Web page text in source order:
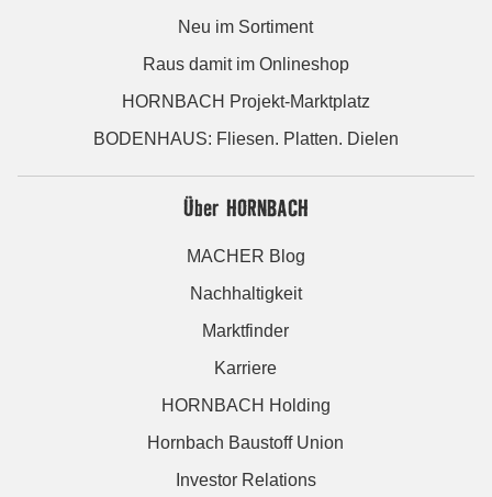
Neu im Sortiment
Raus damit im Onlineshop
HORNBACH Projekt-Marktplatz
BODENHAUS: Fliesen. Platten. Dielen
Über HORNBACH
MACHER Blog
Nachhaltigkeit
Marktfinder
Karriere
HORNBACH Holding
Hornbach Baustoff Union
Investor Relations